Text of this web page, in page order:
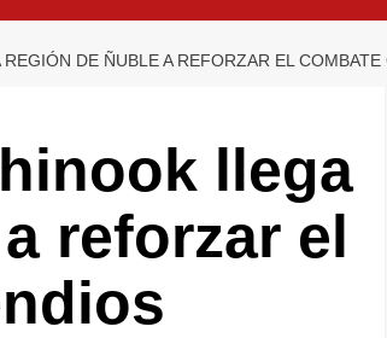
DE ÑUBLE A REFORZAR EL
llega
reforzar el